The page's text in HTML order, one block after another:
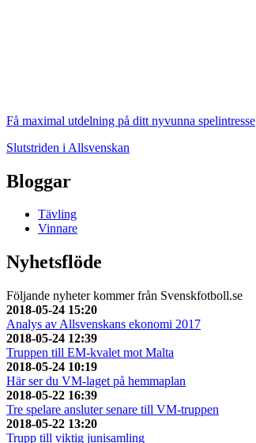
Få maximal utdelning på ditt nyvunna spelintresse
Slutstriden i Allsvenskan
Bloggar
Tävling
Vinnare
Nyhetsflöde
Följande nyheter kommer från Svenskfotboll.se
2018-05-24 15:20
Analys av Allsvenskans ekonomi 2017
2018-05-24 12:39
Truppen till EM-kvalet mot Malta
2018-05-24 10:19
Här ser du VM-laget på hemmaplan
2018-05-22 16:39
Tre spelare ansluter senare till VM-truppen
2018-05-22 13:20
Trupp till viktig junisamling